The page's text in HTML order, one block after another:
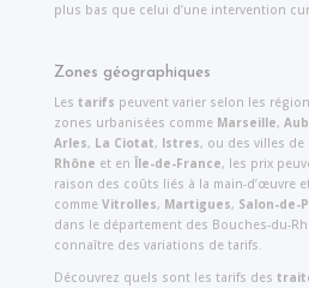
plus bas que celui d’une intervention
Zones géographiques
Les tarifs peuvent varier selon les
zones urbanisées comme Marseille,
Arles, La Ciotat, Istres, ou des villes de
Rhône et en Île-de-France, les prix
raison des coûts liés à la main-d’œuvre
comme Vitrolles, Martigues, Salon-de-
dans le département des Bouches-du-
connaître des variations de tarifs.
Découvrez quels sont les tarifs des